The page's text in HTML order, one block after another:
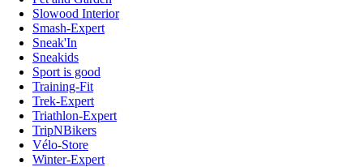
Slowood Interior
Smash-Expert
Sneak'In
Sneakids
Sport is good
Training-Fit
Trek-Expert
Triathlon-Expert
TripNBikers
Vélo-Store
Winter-Expert